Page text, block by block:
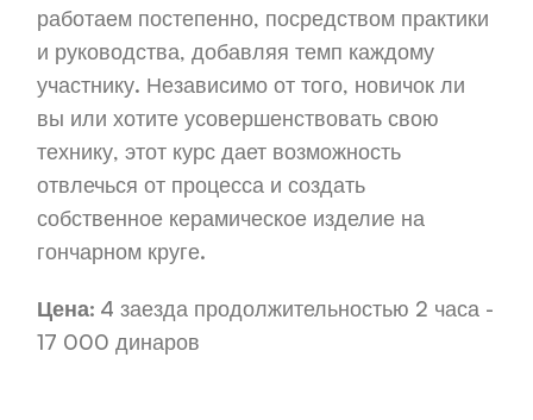
работаем постепенно, посредством практики
и руководства, добавляя темп каждому
участнику. Независимо от того, новичок ли
вы или хотите усовершенствовать свою
технику, этот курс дает возможность
отвлечься от процесса и создать
собственное керамическое изделие на
гончарном круге.
Цена: 4 заезда продолжительностью 2 часа -
17 000 динаров